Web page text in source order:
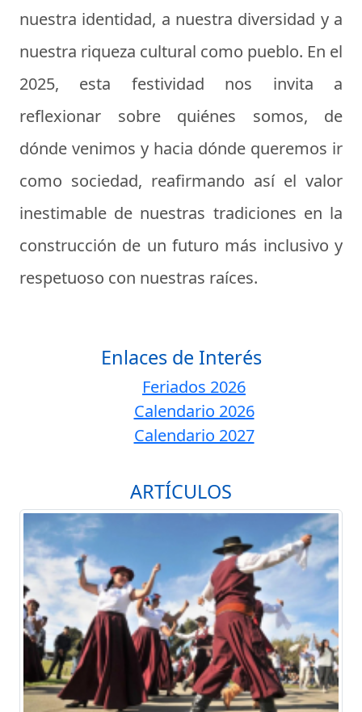
nuestra identidad, a nuestra diversidad y a
nuestra riqueza cultural como pueblo. En el
2025, esta festividad nos invita a
reflexionar sobre quiénes somos, de
dónde venimos y hacia dónde queremos ir
como sociedad, reafirmando así el valor
inestimable de nuestras tradiciones en la
construcción de un futuro más inclusivo y
respetuoso con nuestras raíces.
Enlaces de Interés
Feriados 2026
Calendario 2026
Calendario 2027
ARTÍCULOS